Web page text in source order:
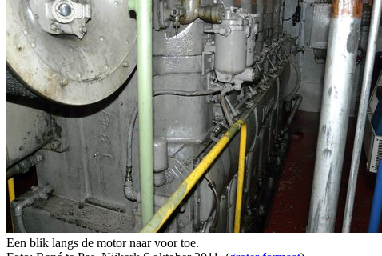
Een blik langs de motor naar voor toe.